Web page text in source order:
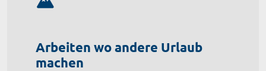
Arbeiten wo andere Urlaub
machen